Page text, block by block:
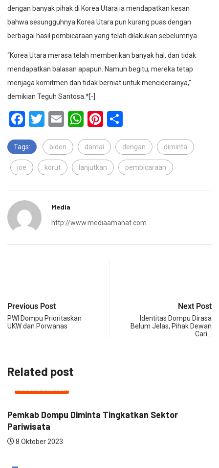
dengan banyak pihak di Korea Utara ia mendapatkan kesan
bahwa sesungguhnya Korea Utara pun kurang puas dengan
berbagai hasil pembicaraan yang telah dilakukan sebelumnya.
“Korea Utara merasa telah memberikan banyak hal, dan tidak
mendapatkan balasan apapun. Namun begitu, mereka tetap
menjaga komitmen dan tidak berniat untuk menciderainya,”
demikian Teguh Santosa.*[-]
Facebook
Twitter
EmailWhatsApp
Pinterest
Tags: biden damai dengan diminta
joe korut lanjutkan pembicaraan
Media
http://www.mediaamanat.com
Previous Post
PWI Dompu Prioritaskan
UKW dan Porwanas
Next Post
Identitas Dompu Dirasa
Belum Jelas, Pihak Dewan
Cari…
Related post
SOSIAL BUDAYA
Pemkab Dompu Diminta Tingkatkan Sektor
Pariwisata
8 Oktober 2023